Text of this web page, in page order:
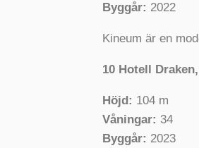
Byggår: 2022
Kineum är en
10 Hotell
Höjd: 104 m
Våningar: 34
Byggår: 2023